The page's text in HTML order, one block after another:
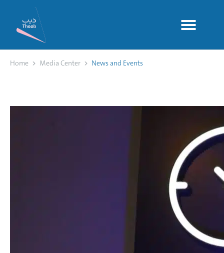
Home Media Center News and Events